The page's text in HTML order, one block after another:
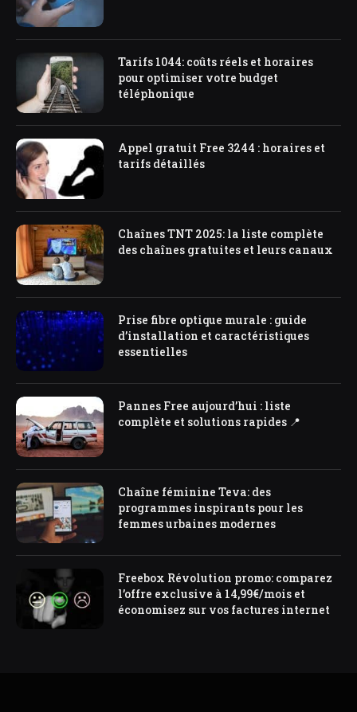
Tarifs 1044: coûts réels et horaires
pour optimiser votre budget
téléphonique
Appel gratuit Free 3244 : horaires et
tarifs détaillés
Chaînes TNT 2025: la liste complète
des chaînes gratuites et leurs canaux
Prise fibre optique murale : guide
d’installation et caractéristiques
essentielles
Pannes Free aujourd’hui : liste
complète et solutions rapides 📍
Chaîne féminine Teva: des
programmes inspirants pour les
femmes urbaines modernes
Freebox Révolution promo: comparez
l’offre exclusive à 14,99€/mois et
économisez sur vos factures internet